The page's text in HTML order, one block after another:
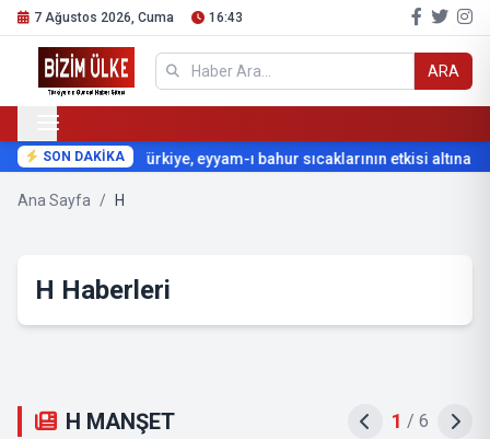
7 Ağustos 2026, Cuma 16:43
ARA
SON DAKİKATürkiye, eyyam-ı bahur sıcaklarının etkisi altına
Ana Sayfa / H
H Haberleri
H MANŞET 2 / 6